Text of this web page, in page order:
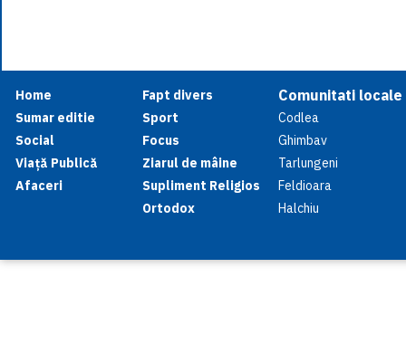
Home
Sumar editie
Social
Viață Publică
Afaceri
Fapt divers
Sport
Focus
Ziarul de mâine
Supliment Religios
Ortodox
Comunitati locale
Codlea
Ghimbav
Tarlungeni
Feldioara
Halchiu